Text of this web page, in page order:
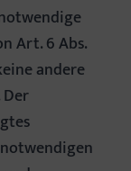
Art. 6 Abs.
andere